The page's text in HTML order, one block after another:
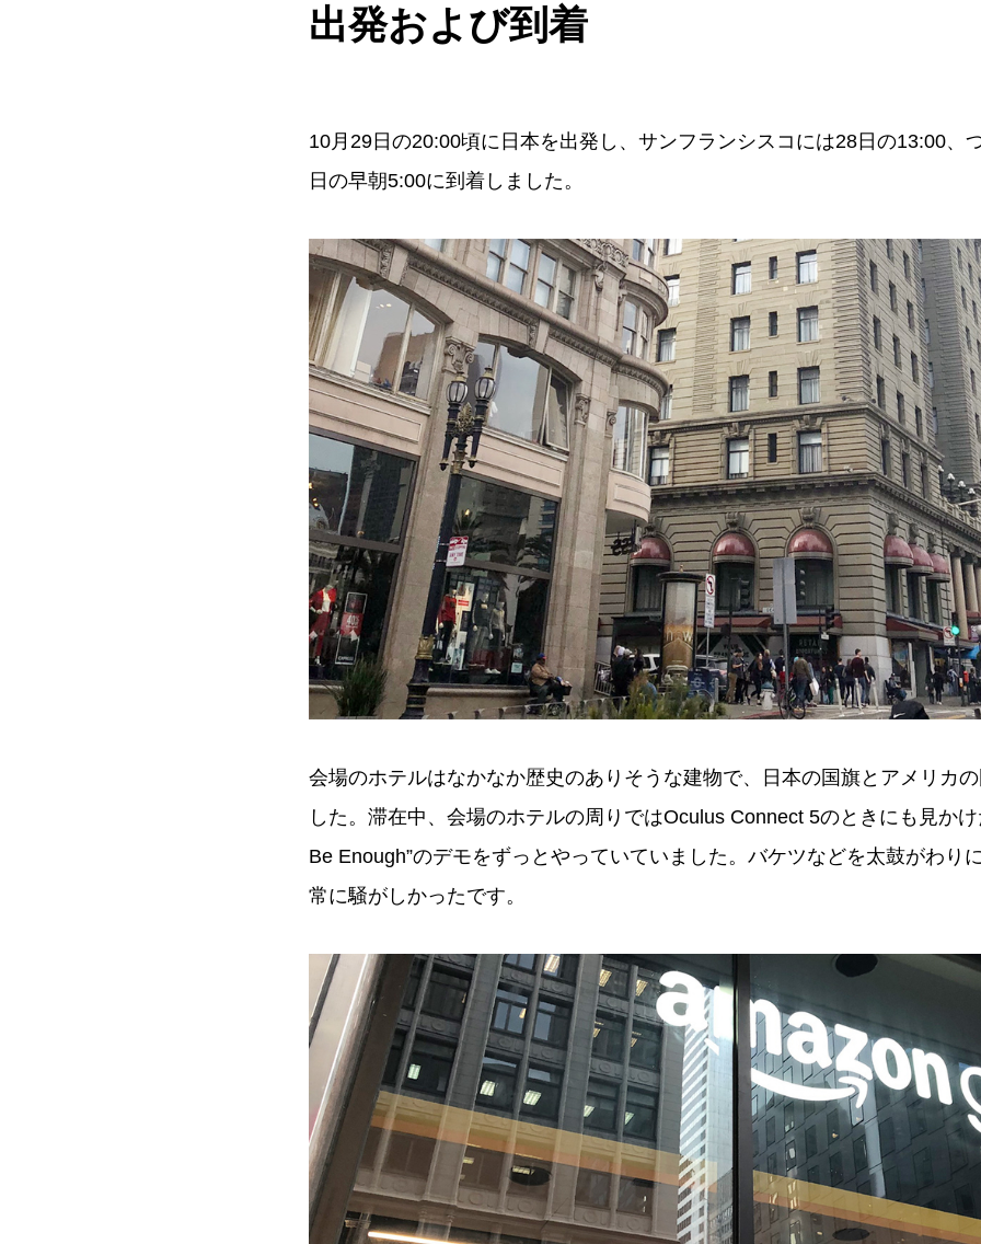
出発および到着
10月29日の20:00頃に日本を出発し、サンフランシスコには28日の13:00、
日の早朝5:00に到着しました。
会場のホテルはなかなか歴史のありそうな建物で、日本の国旗とアメリカ
した。滞在中、会場のホテルの周りではOculus Connect 5のときにも見か
Be Enough”のデモをずっとやっていていました。バケツなどを太鼓がわり
常に騒がしかったです。